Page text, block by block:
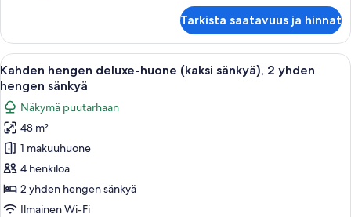
Double
Room
-
All
Inclusive
Tarkista saatavuus ja hinnat
Avaa
kaikki
huonetyypin
Kahden
hengen
deluxe-
huone
(kaksi
sänkyä),
Hotellihuone, jossa on suuri sänky,
6
Kahden hengen deluxe-huone (kaksi sänkyä), 2 yhden
hengen sänkyä
Näkymä puutarhaan
48 m²
1 makuuhuone
4 henkilöä
2 yhden hengen sänkyä
Ilmainen Wi-Fi